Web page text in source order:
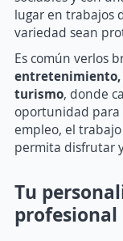
lugar en trabajos
variedad sean
Es común verlos
entretenimiento,
turismo, donde
oportunidad para
empleo, el
permita disfrutar
Tu
profesional